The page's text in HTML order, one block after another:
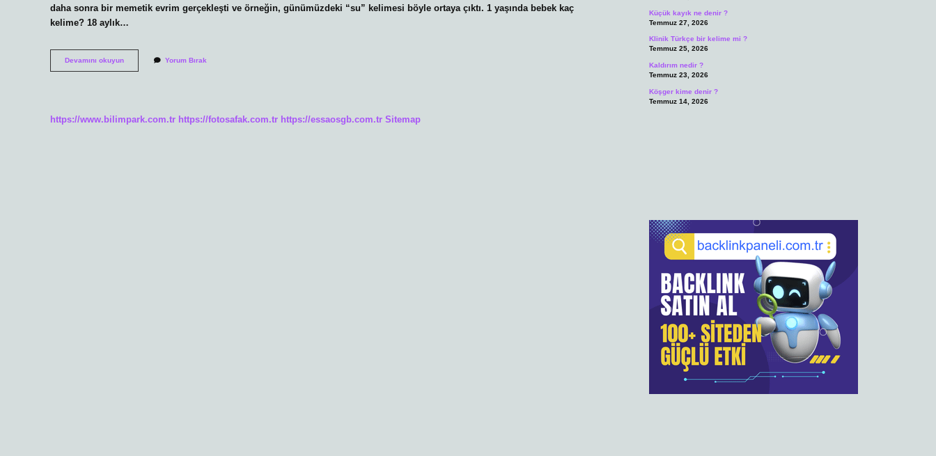
daha sonra bir memetik evrim gerçekleşti ve örneğin, günümüzdeki “su” kelimesi böyle ortaya çıktı. 1 yaşında bebek kaç
kelime? 18 aylık…
Devamını okuyunIlk
Kelimeler
Yorum Bırak
https://www.bilimpark.com.tr https://fotosafak.com.tr https://essaosgb.com.tr Sitemap
Küçük kayık ne denir ?
Temmuz 27, 2026
Klinik Türkçe bir kelime mi ?
Temmuz 25, 2026
Kaldırım nedir ?
Temmuz 23, 2026
Köşger kime denir ?
Temmuz 14, 2026